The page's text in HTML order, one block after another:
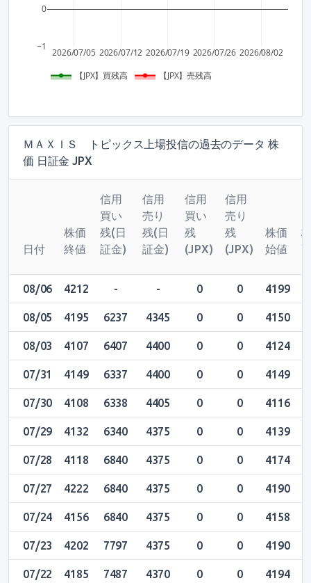
2026/07/05 2026/07/12 2026/07/19 2026/07/26 2026/08/02
−1
0
【JPX】買残高 【JPX】売残高
ＭＡＸＩＳ トピックス上場投信の過去のデータ 株
価 日証金 JPX
日付
株価
終値
信用
買い
残(日
証金)
信用
売り
残(日
証金)
信用
買い
残
(JPX)
信用
売り
残
(JPX)
株価
始値
08/06 4212 - - 0 0 4199
08/05 4195 6237 4345 0 0 4150
08/03 4107 6407 4400 0 0 4124
07/31 4149 6337 4400 0 0 4149
07/30 4108 6338 4405 0 0 4116
07/29 4132 6340 4375 0 0 4139
07/28 4118 6840 4375 0 0 4174
07/27 4222 6840 4375 0 0 4190
07/24 4156 6840 4375 0 0 4158
07/23 4202 7797 4375 0 0 4190
07/22 4185 7487 4370 0 0 4194